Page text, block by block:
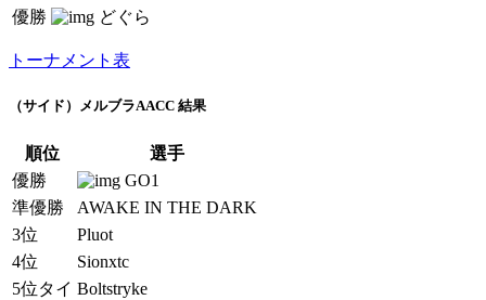
優勝
どぐら
トーナメント表
（サイド）メルブラAACC 結果
順位
選手
優勝
GO1
準優勝
AWAKE IN THE DARK
3位
Pluot
4位
Sionxtc
5位タイ Boltstryke